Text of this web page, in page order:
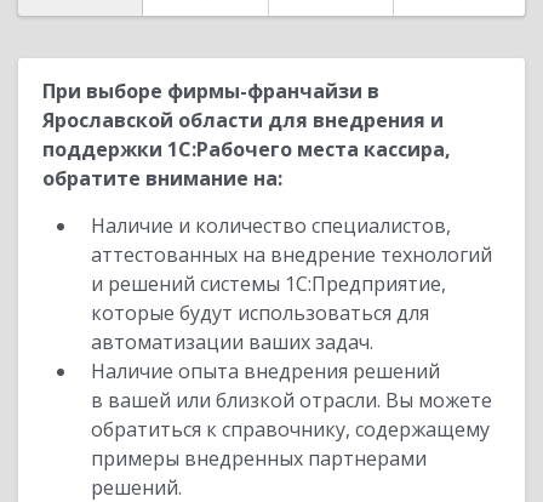
При выборе фирмы-франчайзи в
Ярославской области для внедрения и
поддержки 1С:Рабочего места кассира,
обратите внимание на:
Наличие и количество специалистов,
аттестованных на внедрение технологий
и решений системы 1С:Предприятие,
которые будут использоваться для
автоматизации ваших задач.
Наличие опыта внедрения решений
в вашей или близкой отрасли. Вы можете
обратиться к справочнику, содержащему
примеры внедренных партнерами
решений.